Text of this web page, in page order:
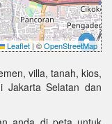
Leaflet|©OpenStreetMap
villa, tanah, kios,
Jakarta Selatan dan